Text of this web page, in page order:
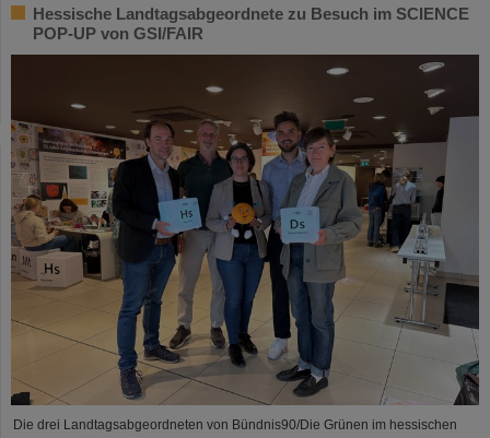
Hessische Landtagsabgeordnete zu Besuch im SCIENCE
POP-UP von GSI/FAIR
Die drei Landtagsabgeordneten von Bündnis90/Die Grünen im hessischen